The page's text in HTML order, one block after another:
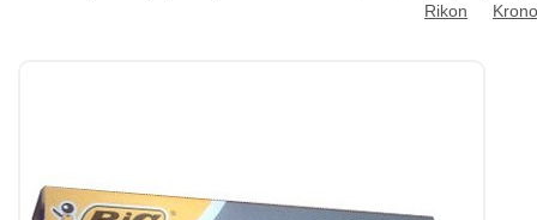
Rikon